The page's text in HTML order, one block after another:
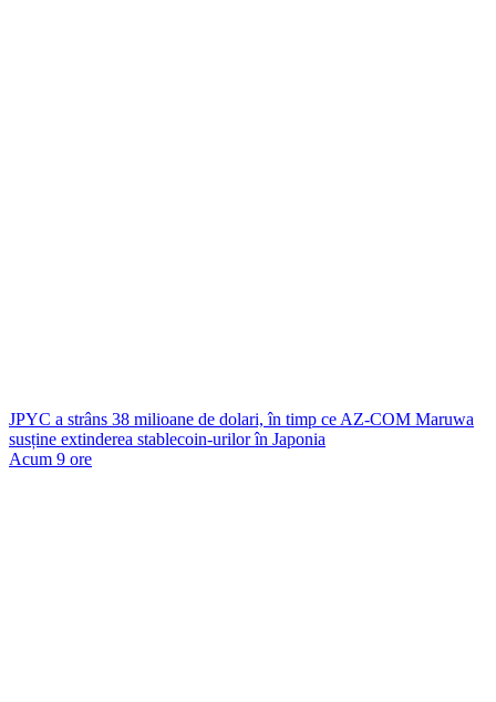
JPYC a strâns 38 milioane de dolari, în timp ce AZ-COM Maruwa
susține extinderea stablecoin-urilor în Japonia
Acum 9 ore